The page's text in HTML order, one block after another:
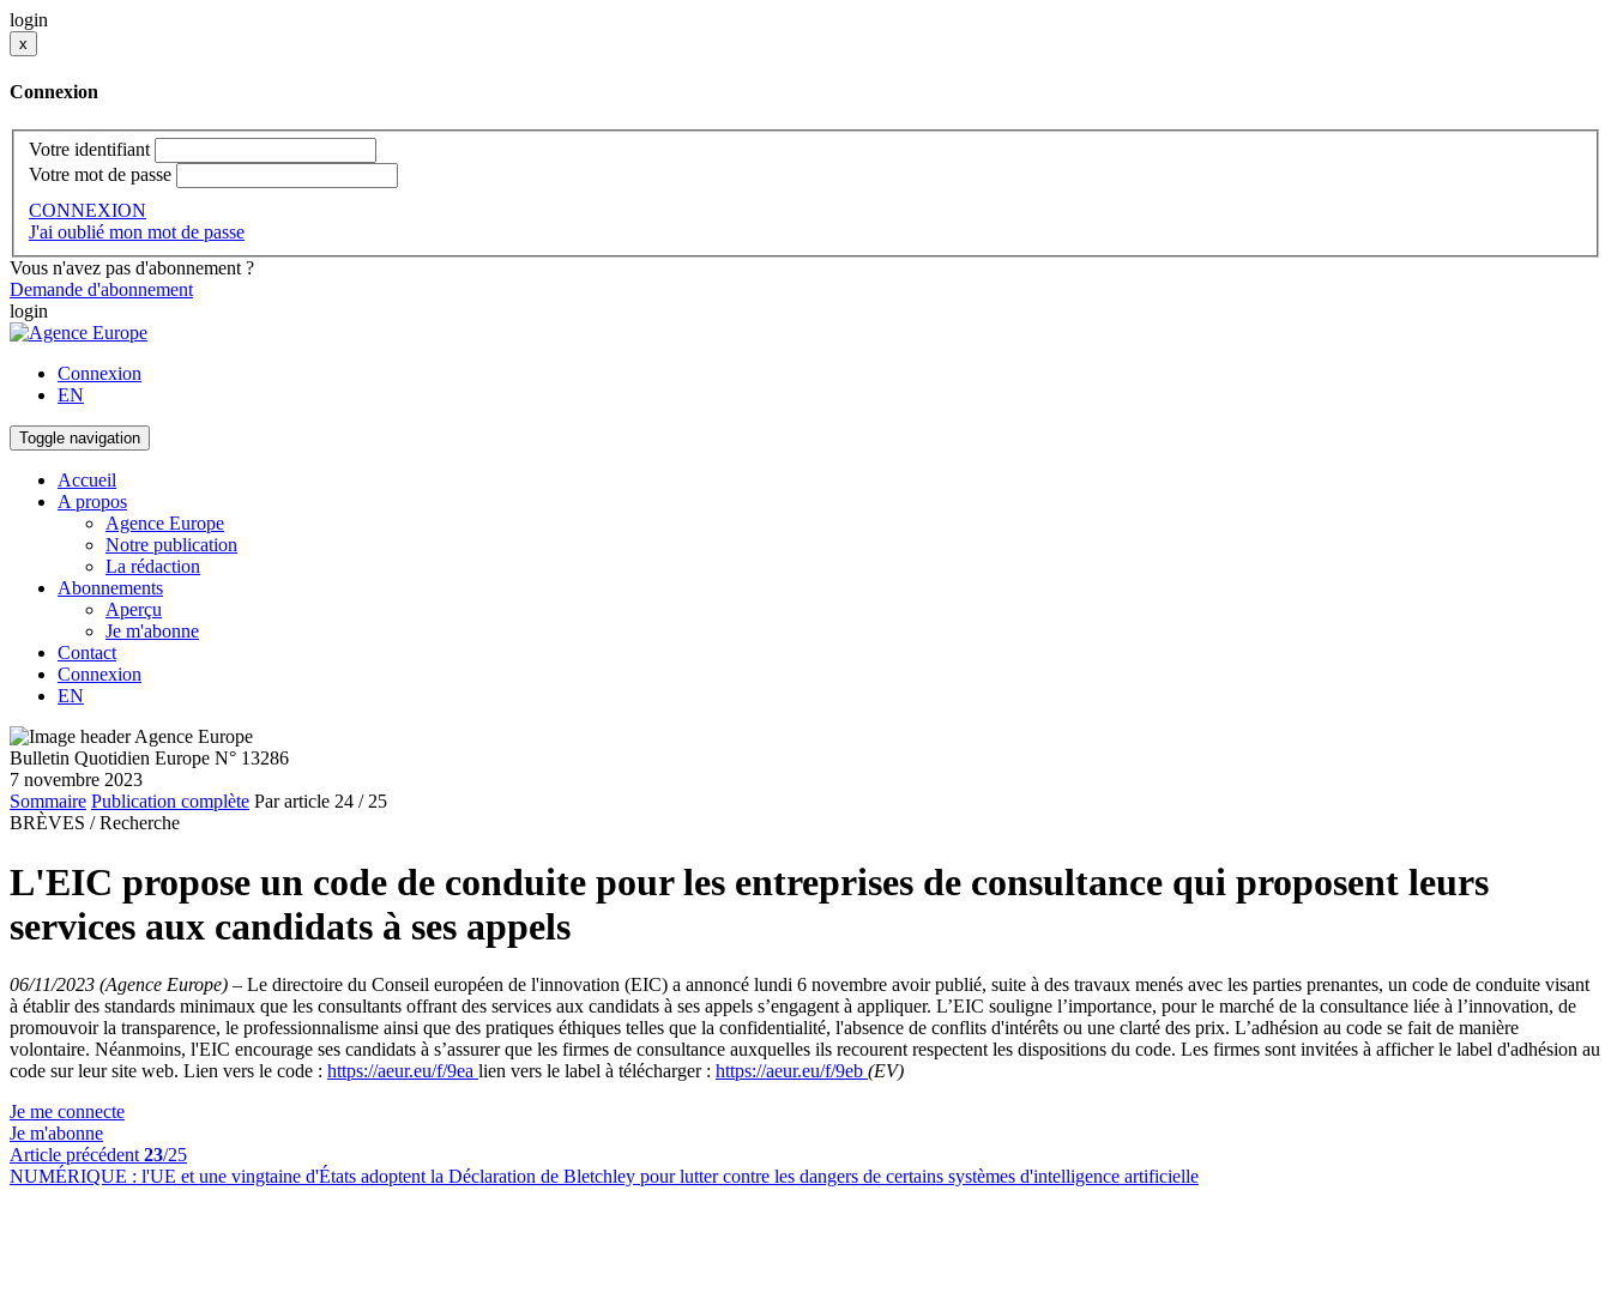
login
x
Connexion
Votre identifiant
Votre mot de passe
CONNEXION
J'ai oublié mon mot de passe
Vous n'avez pas d'abonnement ?
Demande d'abonnement
login
Connexion
EN
Toggle navigation
Accueil
A propos
Agence Europe
Notre publication
La rédaction
Abonnements
Aperçu
Je m'abonne
Contact
Connexion
EN
Bulletin Quotidien Europe N° 13286
7 novembre 2023
Sommaire Publication complète Par article 24 / 25
BRÈVES / Recherche
L'EIC propose un code de conduite pour les entreprises de consultance qui proposent leurs
services aux candidats à ses appels
06/11/2023 (Agence Europe) – Le directoire du Conseil européen de l'innovation (EIC) a annoncé lundi 6 novembre avoir publié, suite à des travaux menés avec les parties prenantes, un code de conduite visant
à établir des standards minimaux que les consultants offrant des services aux candidats à ses appels s’engagent à appliquer. L’EIC souligne l’importance, pour le marché de la consultance liée à l’innovation, de
promouvoir la transparence, le professionnalisme ainsi que des pratiques éthiques telles que la confidentialité, l'absence de conflits d'intérêts ou une clarté des prix. L’adhésion au code se fait de manière
volontaire. Néanmoins, l'EIC encourage ses candidats à s’assurer que les firmes de consultance auxquelles ils recourent respectent les dispositions du code. Les firmes sont invitées à afficher le label d'adhésion au
code sur leur site web. Lien vers le code : https://aeur.eu/f/9ea lien vers le label à télécharger : https://aeur.eu/f/9eb (EV)
Je me connecte
Je m'abonne
Article précédent 23/25
NUMÉRIQUE : l'UE et une vingtaine d'États adoptent la Déclaration de Bletchley pour lutter contre les dangers de certains systèmes d'intelligence artificielle